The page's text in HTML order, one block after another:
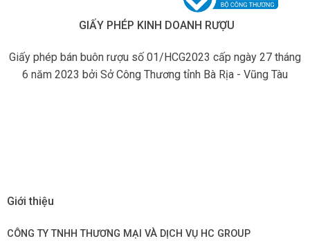
GIẤY PHÉP KINH DOANH RƯỢU
Giấy phép bán buôn rượu số 01/HCG2023 cấp ngày 27 tháng
6 năm 2023 bởi Sở Công Thương tỉnh Bà Rịa - Vũng Tàu
Giới thiệu
CÔNG TY TNHH THƯƠNG MẠI VÀ DỊCH VỤ HC GROUP